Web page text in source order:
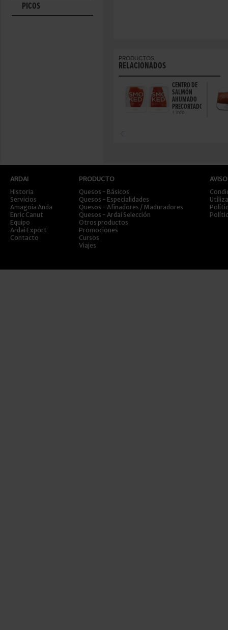
PICOS
PRODUCTOS
RELACIONADOS
CENTRO DE
SALMÓN
AHUMADO
PRECORTADO
+ info
ARDAI
Historia
Servicios
Amagoia Anda
Enric Canut
Equipo
Ardai Export
Contacto
PRODUCTO
Quesos - Básicos
Quesos - Especialidades
Quesos - Afinadores / Maduradores
Quesos - Ardai Selección
Otros productos
Promociones
Cursos
Viajes